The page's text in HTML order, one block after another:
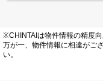
※CHINTAIは物件情報の精度向
万が一、物件情報に相違がご
い。